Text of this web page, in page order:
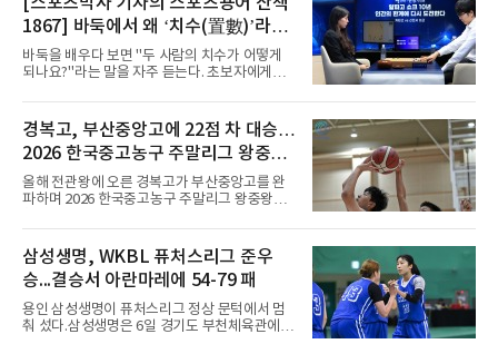
팀을 떠났다.이다영은 더 많은 무대를
믹스토 체육관에서 열린 2026 국제배구연맹
(FIVB) U-17 여자 세계선수권대회 조별리그 D조
1차전에서 푸에르토리코를 3-1(25-10 25-23
19-25 26-24)로 이겼다.승리의 중심에는 '리틀
김연경'으로 불리는 아웃사이드 히터 손서연(선
다. 장수인이 11점, 최민주가 8점, 어민서가 7점
으로 힘을 보탰다.승점 3을 챙긴 한
1867] 바둑에서 왜 ‘치수(置數)’라고
말할까
바둑을 배우다 보면 "두 사람의 치수가 어떻게
되나요?"라는 말을 자주 듣는다. 초보자에게는
'둘 치(置)'와 '셀 수(數)'를 쓴다. '돌을 놓는 수'라
는 의미이다. 두 사람이 대등하게 승부할 수 있도
록 약한 쪽에게 미리 흑돌을 놓아주는 개수를 가
리킨다. 오늘날의 접바둑에서 말하는 '두 점', '세
점'이 바로 치수다. (본 코너 1844회 ‘왜 '접바
둑'이라 말할까’ 참조)일본어에서도 같은 한자를
사용한다. 일본에서는 ‘置き石(오키이시, 놓는
우)’라는 용례도 문헌에서 확인된다. 다만 현대
일본
경복고, 부산중앙고에 22점 차 대승…
2026 한국중고농구 주말리그 왕중왕
전 첫 승 신고
올해 전관왕에 오른 경복고가 부산중앙고를 완
파하며 2026 한국중고농구 주말리그 왕중왕전
해남 우슬체육관에서 열린 대회 남고부 예선리
그 H조 1차전에서 부산중앙고를 98-76으로 제
압했다. 박지오가 26점, 김호원이 22점, 정우진
이 19점을 올리는 등 삼각편대의 고른 활약이 승
리를 이끌었다.경복고는 경기 초반부터 박지오
와 김호원의 내·외곽포가 고르게 터지며 주도권
을 잡았다. 전반을 40-34로 앞선 경복고는 후반
삼성생명, WKBL 퓨처스리그 준우
승...결승서 아란마레에 54-79 패
용인 삼성생명이 퓨처스리그 정상 문턱에서 멈
춰 섰다.삼성생명은 6일 경기도 부천체육관에서